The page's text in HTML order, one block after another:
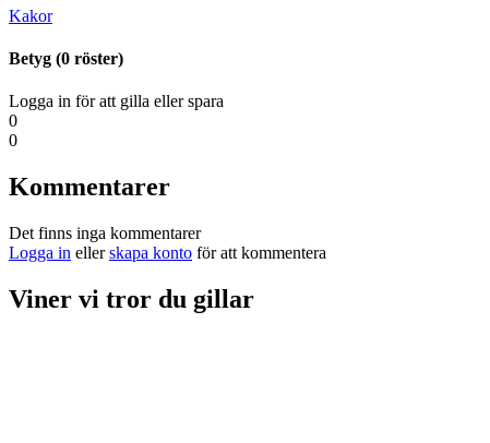
Kakor
Betyg (0 röster)
Logga in för att gilla eller spara
0
0
Kommentarer
Det finns inga kommentarer
Logga in ellerskapa konto för att kommentera
Viner vi tror du gillar